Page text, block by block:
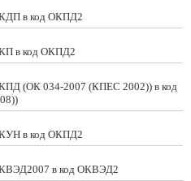
в код ОКПД2
в код ОКПД2
(ОК 034-2007 (КПЕС 2002)) в код
в код ОКПД2
в код ОКВЭД2